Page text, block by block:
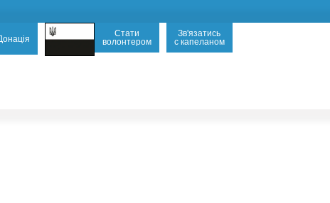
Стати
волонтером
Зв'язатись
с капеланом